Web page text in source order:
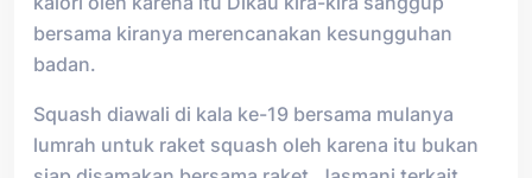
bersama kiranya merencanakan kesungguhan
badan.
Squash diawali di kala ke-19 bersama mulanya
lumrah untuk raket squash oleh karena itu bukan